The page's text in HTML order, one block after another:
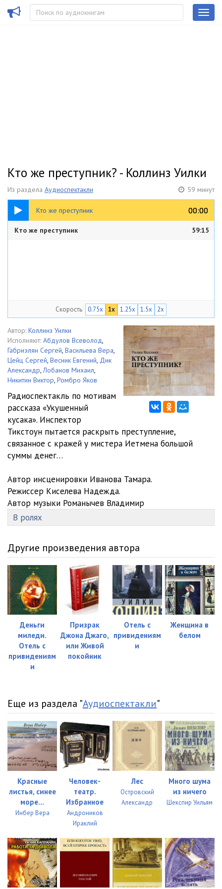
Кто же преступник? - Коллинз Уилки
Из раздела Аудиоспектакли 59 минут
Кто же преступник 00:00
00:00
59:15
Кто же преступник 59:15
Скорость 0.75x 1x 1.25x 1.5x 2x
Автор: Коллинз Уилки
Исполняют: Абдулов Всеволод,
Габриэлян Сергей, Васильева Вера,
Цейц Сергей, Весник Евгений, Дик
Александр,Лобанов Михаил,
Никитин Виктор, Ромбро Яков
Радиоспектакль по мотивам
рассказа «Укушенный
кусака». Инспектор
Тикстоун пытается раскрыть преступление,
связанное с кражей у мистера Иетмена большой
суммы денег…
Автор инсценировки Иванова Тамара.
Режиссер Киселева Надежда.
Автор музыки Романычев Владимир
В ролях
Другие произведения автора
Деньги
миледи.
Отель с
привидениям
и
Призрак
Джона Джаго,
или Живой
покойник
Отель с
привидениям
и
Женщина в
белом
Еще из раздела "Аудиоспектакли"
Красные
листья, синее
море...
Инбер Вера
Человек-
театр.
Избранное
Андроников
Ираклий
Лес
Островский
Александр
Много шума
из ничего
Шекспир Уильям